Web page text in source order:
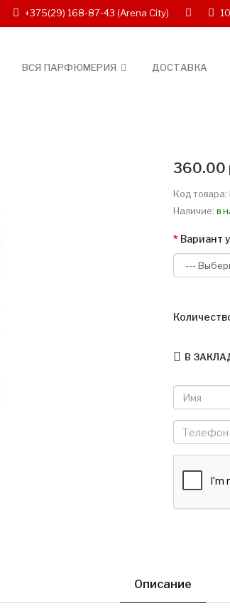
+375(29) 168-87-43 (Arena City)
ВСЯ ПАРФЮМЕРИЯ ДОСТАВКА
360.00
Код товара:
Наличие: в
Вариант
В
Описание